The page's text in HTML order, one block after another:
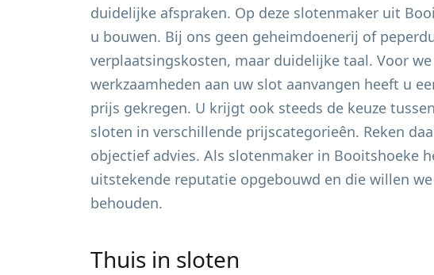
duidelijke afspraken. Op deze slotenmaker uit
u bouwen. Bij ons geen geheimdoenerij of
verplaatsingskosten, maar duidelijke taal. Voor
werkzaamheden aan uw slot aanvangen heeft u
prijs gekregen. U krijgt ook steeds de keuze
sloten in verschillende prijscategorieên. Reken
objectief advies. Als slotenmaker in Booitshoeke
uitstekende reputatie opgebouwd en die willen
behouden.
Thuis in sloten